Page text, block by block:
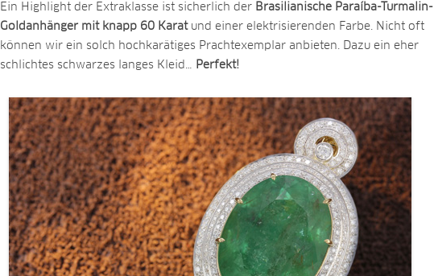
Ein Highlight der Extraklasse ist sicherlich der Brasilianische Paraíba-Turmalin-
Goldanhänger mit knapp 60 Karatund einer elektrisierenden Farbe. Nicht oft
können wir ein solch hochkarätiges Prachtexemplar anbieten. Dazu ein eher
schlichtes schwarzes langes Kleid…
Perfekt!